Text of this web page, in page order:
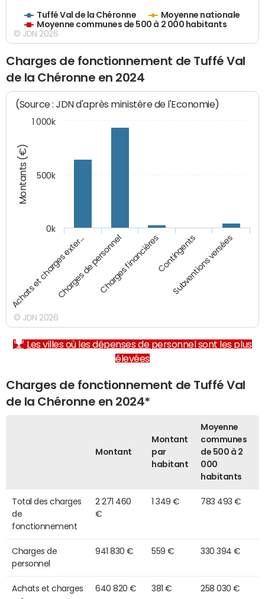
Tuffé Val de la Chéronne
Moyenne nationale
Moyenne communes de 500 à 2 000 habitants
© JDN 2026
Charges de fonctionnement de Tuffé Val
de la Chéronne en 2024
Montants (€)
(Source : JDN d'après ministère de l'Economie)
Achats et charges exter…Charges de personnelCharges financièresContingents
Subventions versées
0k
500k
1 000k
© JDN 2026
Les villes où les dépenses de personnel sont les plus
élevées
Charges de fonctionnement de Tuffé Val
de la Chéronne en 2024*
Montant
Montant
par
habitant
Moyenne
communes
de 500 à 2
000
habitants
Total des charges
de
fonctionnement
2 271 460
€
1 349 € 783 493 €
Charges de
personnel
941 830 € 559 € 330 394 €
Achats et charges
640 820 € 381 € 258 030 €